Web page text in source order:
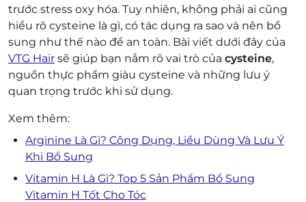
trước stress oxy hóa. Tuy nhiên, không phải ai cũng
hiểu rõ cysteine là gì, có tác dụng ra sao và nên bổ
sung như thế nào để an toàn. Bài viết dưới đây của
VTG Hair sẽ giúp bạn nắm rõ vai trò của cysteine,
nguồn thực phẩm giàu cysteine và những lưu ý
quan trọng trước khi sử dụng.
Xem thêm:
Arginine Là Gì? Công Dụng, Liều Dùng Và Lưu Ý
Khi Bổ Sung
Vitamin H Là Gì? Top 5 Sản Phẩm Bổ Sung
Vitamin H Tốt Cho Tóc